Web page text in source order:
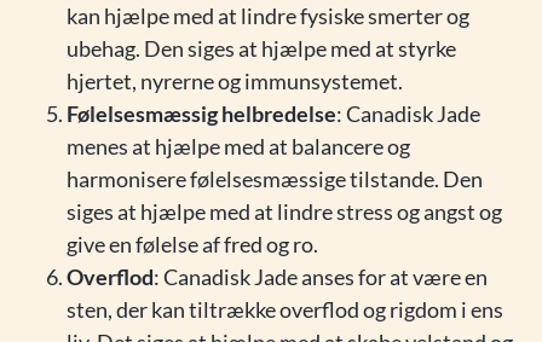
kan hjælpe med at lindre fysiske smerter og
ubehag. Den siges at hjælpe med at styrke
hjertet, nyrerne og immunsystemet.
Følelsesmæssig helbredelse: Canadisk Jade
menes at hjælpe med at balancere og
harmonisere følelsesmæssige tilstande. Den
siges at hjælpe med at lindre stress og angst og
give en følelse af fred og ro.
Overflod: Canadisk Jade anses for at være en
sten, der kan tiltrække overflod og rigdom i ens